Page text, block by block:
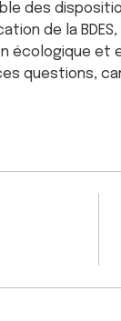
des
de la
écologique et
questions,